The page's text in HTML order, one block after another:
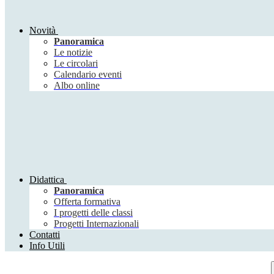
Novità
Panoramica
Le notizie
Le circolari
Calendario eventi
Albo online
Didattica
Panoramica
Offerta formativa
I progetti delle classi
Progetti Internazionali
Contatti
Info Utili